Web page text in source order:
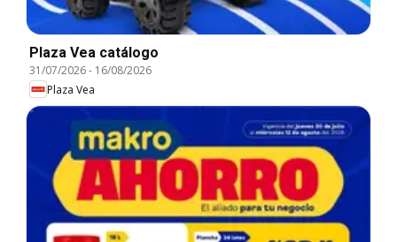
Plaza Vea catálogo
31/07/2026- 16/08/2026
Plaza Vea